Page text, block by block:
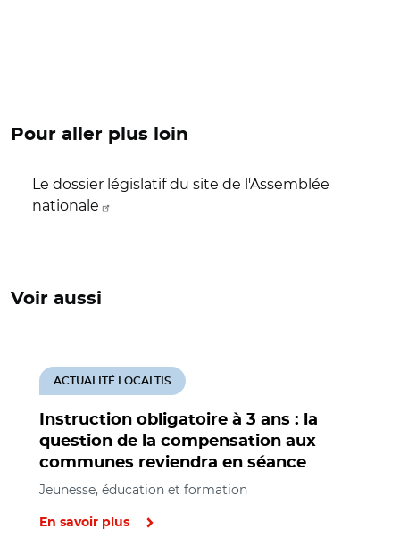
Pour aller plus loin
Le dossier législatif du site de l'Assemblée
nationale
Voir aussi
Instruction obligatoire à 3 ans : la
question de la compensation aux
communes reviendra en séance
ACTUALITÉ LOCALTIS
Jeunesse, éducation et formation
En savoir plus